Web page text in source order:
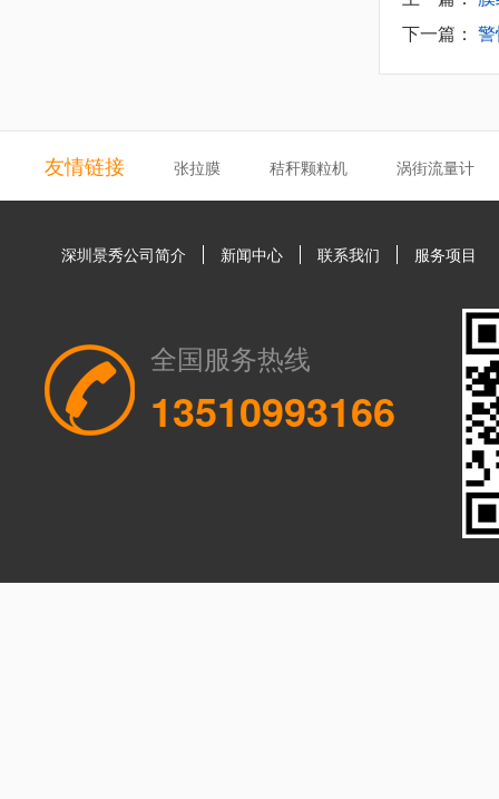
下一篇：
友情链接 张拉膜 秸秆颗粒机 涡街流量计
深圳景秀公司简介 新闻中心 联系我们 服务项目
全国服务热线
13510993166